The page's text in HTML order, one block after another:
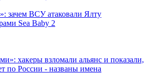
зачем ВСУ атаковали Ялту
Sea Baby 2